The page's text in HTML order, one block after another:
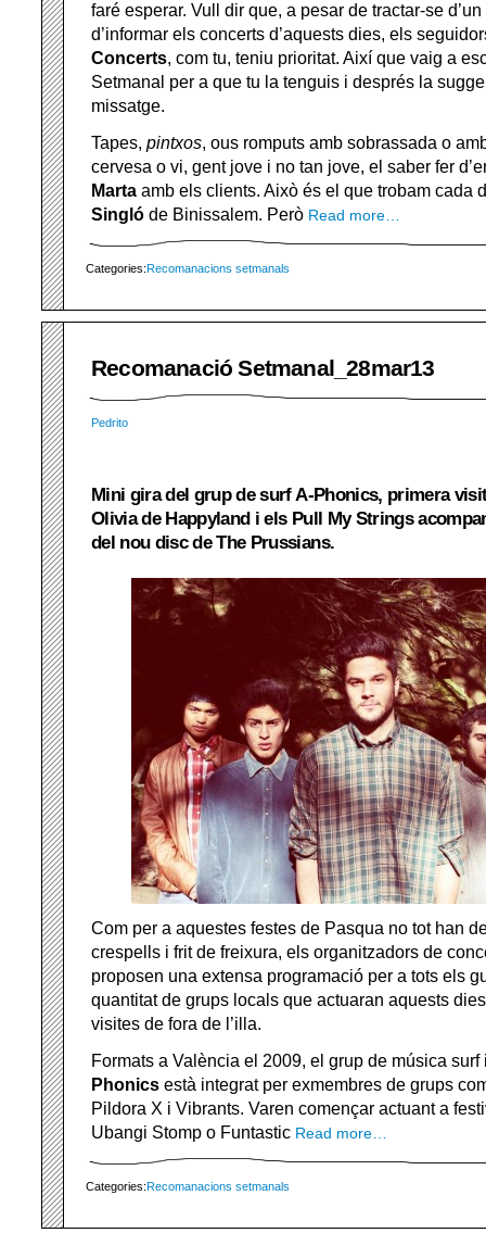
faré esperar. Vull dir que, a pesar de tractar-se
d’informar els concerts d’aquests dies, els
Concerts, com tu, teniu prioritat. Així que vaig a
Setmanal per a que tu la tenguis i després la
missatge.
Tapes, pintxos, ous romputs amb sobrassada o
cervesa o vi, gent jove i no tan jove, el saber fer
Marta amb els clients. Això és el que trobam cada
Singló de Binissalem. Però Read more…
Categories: Recomanacions setmanals
Recomanació Setmanal_28mar13
Pedrito
Mini gira del grup de surf A-Phonics, primera
Olivia de Happyland i els Pull My Strings
del nou disc de The Prussians.
Com per a aquestes festes de Pasqua no tot han
crespells i frit de freixura, els organitzadors de
proposen una extensa programació per a tots els
quantitat de grups locals que actuaran aquests
visites de fora de l’illa.
Formats a València el 2009, el grup de música
Phonics està integrat per exmembres de grups
Pildora X i Vibrants. Varen començar actuant a
Ubangi Stomp o Funtastic Read more…
Categories: Recomanacions setmanals